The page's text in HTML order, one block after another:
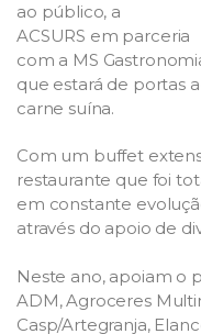
ao público, a
ACSURS em parceria
com a MS
que estará de portas
carne suína.
Com um buffet
restaurante que foi
em constante
através do apoio de
Neste ano, apoiam o
ADM, Agroceres
Casp/Artegranja,